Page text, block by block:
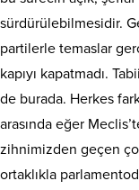
sürdürülebilmesidir.
partilerle temaslar
kapıyı kapatmadı.
de burada. Herkes
arasında eğer
zihnimizden geçen
ortaklıkla